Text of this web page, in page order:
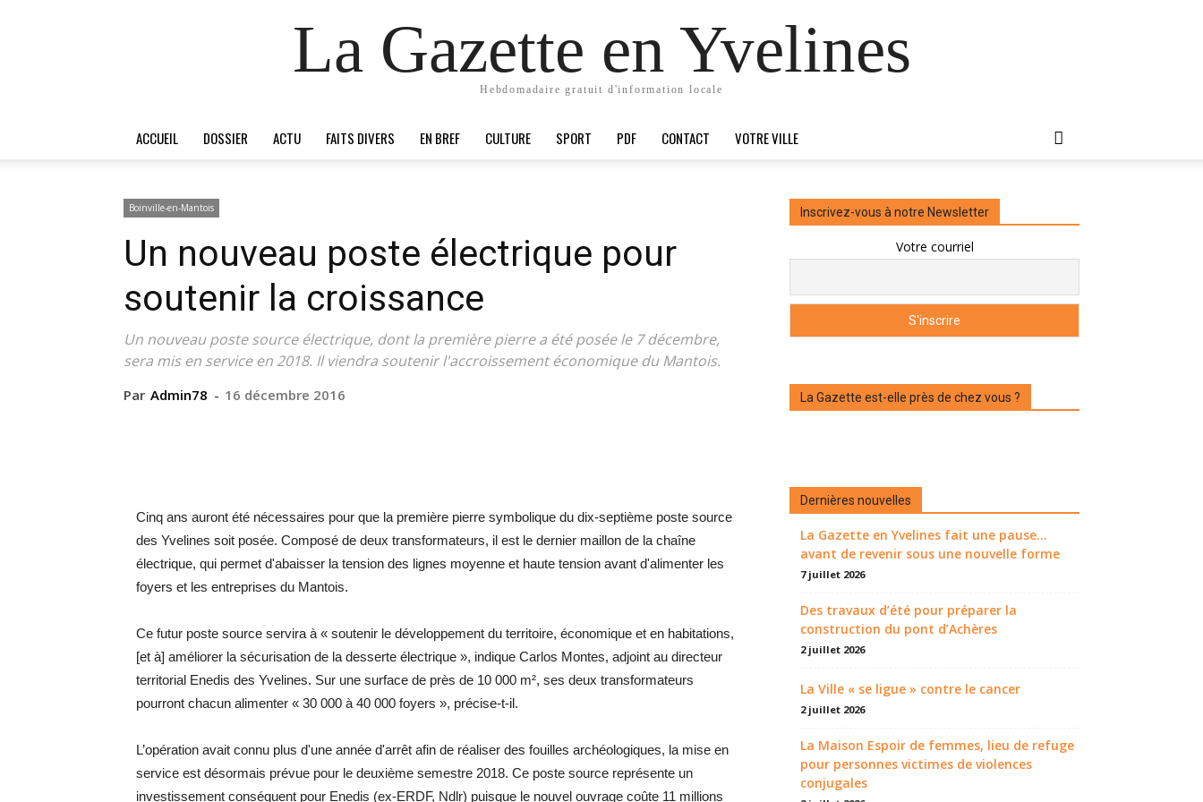
La Gazette en Yvelines
Hebdomadaire gratuit d'information locale
ACCUEIL DOSSIER ACTU FAITS DIVERS EN BREF CULTURE SPORT PDF CONTACT VOTRE VILLE
Boinville-en-Mantois
Un nouveau poste électrique pour
soutenir la croissance
Un nouveau poste source électrique, dont la première pierre a été posée le 7 décembre,
sera mis en service en 2018. Il viendra soutenir l'accroissement économique du Mantois.
Par Admin78 - 16 décembre 2016
Cinq ans auront été nécessaires pour que la première pierre symbolique du dix-septième poste source
des Yvelines soit posée. Composé de deux transformateurs, il est le dernier maillon de la chaîne
électrique, qui permet d'abaisser la tension des lignes moyenne et haute tension avant d'alimenter les
foyers et les entreprises du Mantois.
Ce futur poste source servira à « soutenir le développement du territoire, économique et en habitations,
[et à] améliorer la sécurisation de la desserte électrique », indique Carlos Montes, adjoint au directeur
territorial Enedis des Yvelines. Sur une surface de près de 10 000 m², ses deux transformateurs
pourront chacun alimenter « 30 000 à 40 000 foyers », précise-t-il.
L’opération avait connu plus d'une année d'arrêt afin de réaliser des fouilles archéologiques, la mise en
service est désormais prévue pour le deuxième semestre 2018. Ce poste source représente un
investissement conséquent pour Enedis (ex-ERDF, Ndlr) puisque le nouvel ouvrage coûte 11 millions
Inscrivez-vous à notre Newsletter
Votre courriel
La Gazette est-elle près de chez vous ?
Dernières nouvelles
La Gazette en Yvelines fait une pause...
avant de revenir sous une nouvelle forme
7 juillet 2026
Des travaux d’été pour préparer la
construction du pont d’Achères
2 juillet 2026
La Ville « se ligue » contre le cancer
2 juillet 2026
La Maison Espoir de femmes, lieu de refuge
pour personnes victimes de violences
conjugales